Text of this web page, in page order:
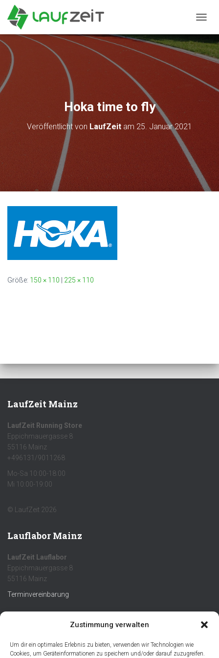
Zustimmung verwalten
Um dir ein optimales Erlebnis zu bieten, verwenden wir Technologien wie
Cookies, um Geräteinformationen zu speichern und/oder darauf zuzugreifen.
A
V
I
T
O
A
L
T
E
Hoka time to fly
Veröffentlicht von LaufZeit am 25. Januar 2021
Größe: 150 × 110 225 × 110
LaufZeit Mainz
LaufZeit Running Store
Eppichmauergasse 8
55116 Mainz
+496131/9011268
Mo-Sa 10:00-18:00
Mi 10:00-19:00
© LaufZeit 2026
Lauflabor Mainz
LaufZeit Lauflabor
Eppichmauergasse 8
55116 Mainz
Terminvereinbarung